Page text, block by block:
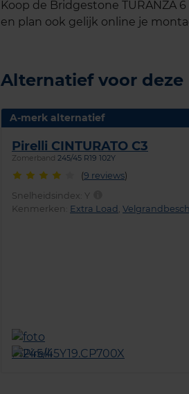
Koop de Bridgestone TURANZA
en plan ook gelijk online je
Alternatief voor deze
A-merk alternatief
Pirelli CINTURATO C3
Zomerband 245/45 R19 102Y
(9 reviews)
Snelheidsindex: Y
Kenmerken: Extra Load